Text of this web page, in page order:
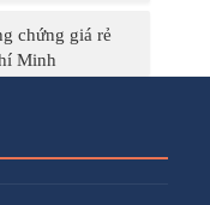
chứng giá rẻ
Minh